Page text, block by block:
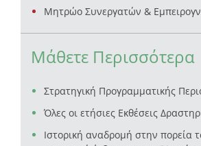
Μητρώο Συνεργατών &
Μάθετε Περισσότερα
Στρατηγική Προγραμματικής
Όλες οι ετήσιες Εκθέσεις
Ιστορική αναδρομή στην πορεία